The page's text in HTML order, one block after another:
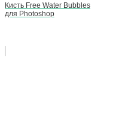
Кисть Free Water Bubbles
для Photoshop